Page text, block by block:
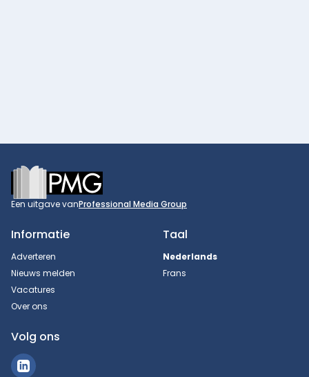
Footer
Een uitgave vanProfessional Media Group
Informatie
Adverteren
Nieuws melden
Vacatures
Over ons
Taal
Nederlands
Frans
Volg ons